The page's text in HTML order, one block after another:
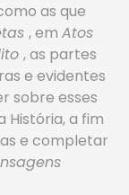
as que
, em Atos
, as partes
e evidentes
sobre esses
História, a fim
e completar